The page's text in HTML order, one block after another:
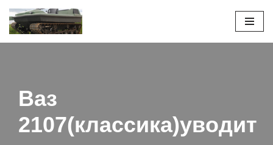
Перейти
Ваз
2107(классика)уводит